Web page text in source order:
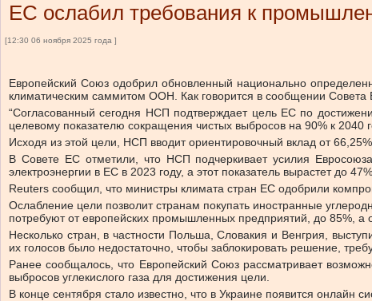
ЕС ослабил требования к
[12:30 06 ноября 2025 года ]
Европейский Союз одобрил обновленный национально
климатическим саммитом ООН. Как говорится в сообщении
“Согласованный сегодня НСП подтверждает цель ЕС по
целевому показателю сокращения чистых выбросов на 90% к 2040
Исходя из этой цели, НСП вводит ориентировочный вклад от
В Совете ЕС отметили, что НСП подчеркивает усилия
электроэнергии в ЕС в 2023 году, а этот показатель вырастет до
Reuters сообщил, что министры климата стран ЕС одобрили
Ослабление цели позволит странам покупать иностранные
потребуют от европейских промышленных предприятий, до 85%, а
Несколько стран, в частности Польша, Словакия и Венгрия,
их голосов было недостаточно, чтобы заблокировать решение,
Ранее сообщалось, что Европейский Союз рассматривает
выбросов углекислого газа для достижения цели.
В конце сентября стало известно, что в Украине появится онлайн